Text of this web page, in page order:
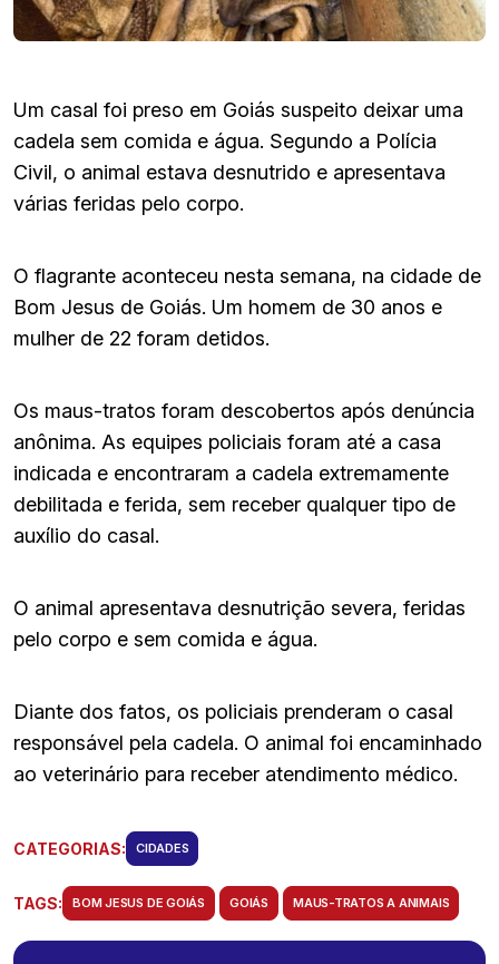
Um casal foi preso em Goiás suspeito deixar uma
cadela sem comida e água. Segundo a Polícia
Civil, o animal estava desnutrido e apresentava
várias feridas pelo corpo.
O flagrante aconteceu nesta semana, na cidade de
Bom Jesus de Goiás. Um homem de 30 anos e
mulher de 22 foram detidos.
Os maus-tratos foram descobertos após denúncia
anônima. As equipes policiais foram até a casa
indicada e encontraram a cadela extremamente
debilitada e ferida, sem receber qualquer tipo de
auxílio do casal.
O animal apresentava desnutrição severa, feridas
pelo corpo e sem comida e água.
Diante dos fatos, os policiais prenderam o casal
responsável pela cadela. O animal foi encaminhado
ao veterinário para receber atendimento médico.
CATEGORIAS: CIDADES
TAGS: BOM JESUS DE GOIÁS GOIÁS MAUS-TRATOS A ANIMAIS